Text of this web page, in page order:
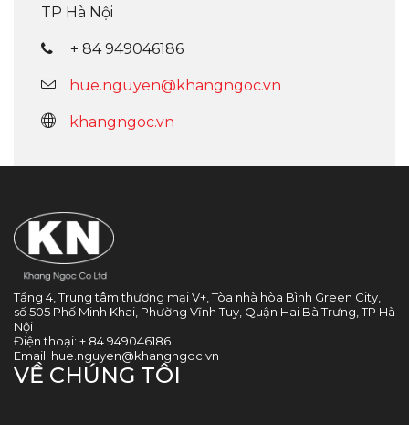
TP Hà Nội
+ 84 949046186
hue.nguyen@khangngoc.vn
khangngoc.vn
Tầng 4, Trung tâm thương mại V+, Tòa nhà hòa Bình Green City,
số 505 Phố Minh Khai, Phường Vĩnh Tuy, Quận Hai Bà Trưng, TP Hà
Nội
Điện thoại: + 84 949046186
Email: hue.nguyen@khangngoc.vn
VỀ CHÚNG TÔI